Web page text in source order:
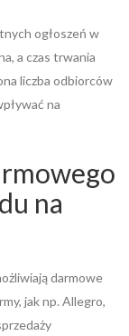
ogłoszeń w
a czas trwania
liczba odbiorców
na
na
darmowe
jak np. Allegro,